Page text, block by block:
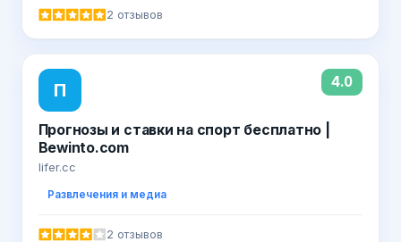
2 отзывов
П 4.0
Прогнозы и ставки на спорт бесплатно |
Bewinto.com
lifer.cc
Развлечения и медиа
2 отзывов